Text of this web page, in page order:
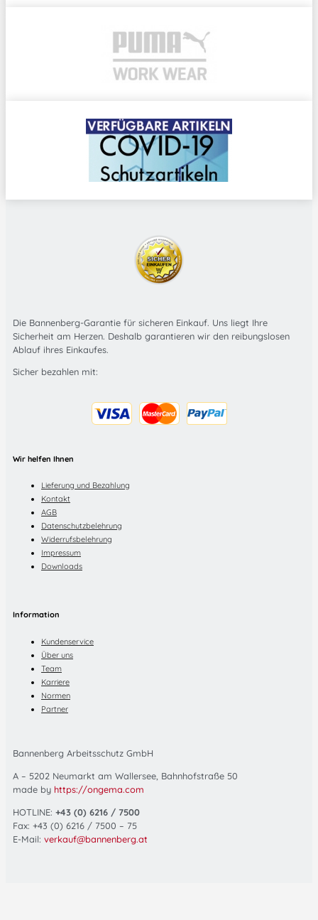
Die Bannenberg-Garantie für sicheren Einkauf. Uns liegt Ihre
Sicherheit am Herzen. Deshalb garantieren wir den reibungslosen
Ablauf ihres Einkaufes.
Sicher bezahlen mit:
Wir helfen Ihnen
Lieferung und Bezahlung
Kontakt
AGB
Datenschutzbelehrung
Widerrufsbelehrung
Impressum
Downloads
Information
Kundenservice
Über uns
Team
Karriere
Normen
Partner
Bannenberg Arbeitsschutz GmbH
A – 5202 Neumarkt am Wallersee, Bahnhofstraße 50
made by https://ongema.com
HOTLINE: +43 (0) 6216 / 7500
Fax: +43 (0) 6216 / 7500 – 75
E-Mail: verkauf@bannenberg.at